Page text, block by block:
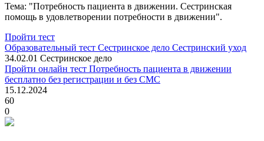
Тема: "Потребность пациента в движении. Сестринская
помощь в удовлетворении потребности в движении".
Пройти тест
Образовательный тест Сестринское дело Сестринский уход
34.02.01 Сестринское дело
Пройти онлайн тест Потребность пациента в движении
бесплатно без регистрации и без СМС
15.12.2024
60
0